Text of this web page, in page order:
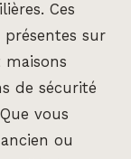
Ces
sur
maisons
de sécurité
vous
ou